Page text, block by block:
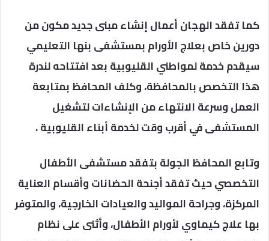
كما تفقد الهجان أعمال إنشاء مبنى جديد مكون من
دورين خاص بعلاج الأورام بمستشفى بنها التعليمي
سيقدم خدمة لمواطني القليوبية بعد افتتاحه لندرة
هذا التخصص بالمحافظة، وكلف المحافظ بمتابعة
العمل وسرعة الانتهاء من الإنشاءات لتشغيل
المستشفى في أقرب وقت لخدمة أبناء القليوبية .
وتابع المحافظ الجولة بتفقد مستشفى الأطفال
التخصصي حيث تفقد أجنحة الحضانات وأقسام العناية
المركزة، وجراحة المواليد والعيادات الخارجية، والمتوفر
بها علاج كيماوي لأورام الأطفال، وأثنى على نظام